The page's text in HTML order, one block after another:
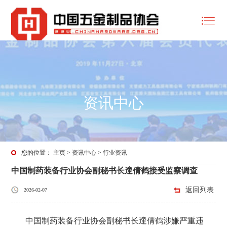
资讯中心
您的位置： 主页 > 资讯中心 >行业资讯
中国制药装备行业协会副秘书长遆倩鹤接受监察调查
2026-02-07 返回列表
中国制药装备行业协会副秘书长遆倩鹤涉嫌严重违